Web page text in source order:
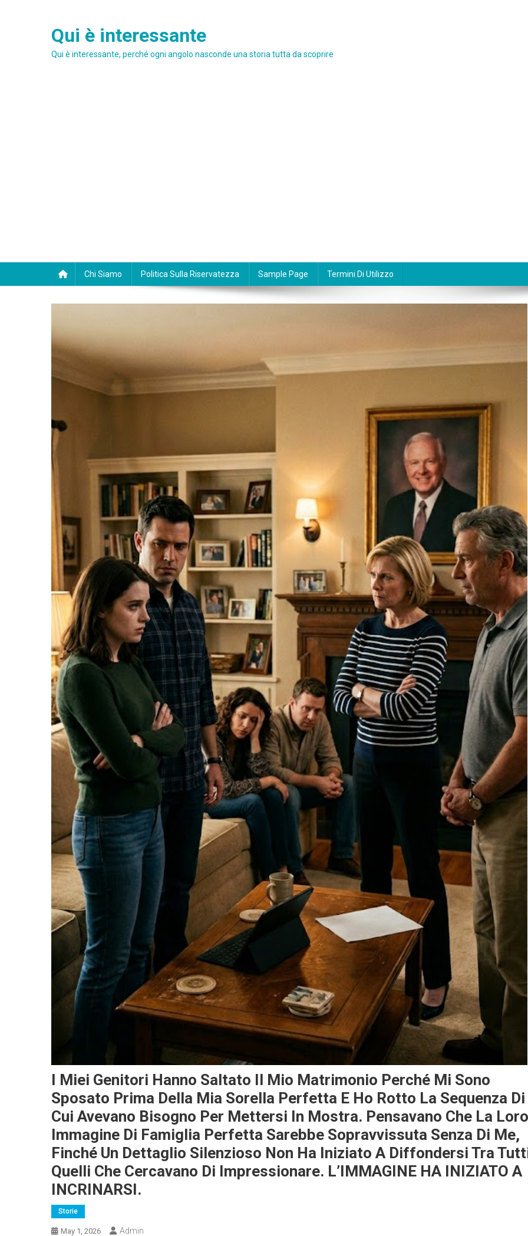
Qui è interessante
Qui è interessante, perché ogni angolo nasconde una storia tutta da scoprire
Chi Siamo Politica Sulla Riservatezza Sample Page Termini Di Utilizzo
I Miei Genitori Hanno Saltato Il Mio Matrimonio Perché Mi Sono
Sposato Prima Della Mia Sorella Perfetta E Ho Rotto La Sequenza Di
Cui Avevano Bisogno Per Mettersi In Mostra. Pensavano Che La Loro
Immagine Di Famiglia Perfetta Sarebbe Sopravvissuta Senza Di Me,
Finché Un Dettaglio Silenzioso Non Ha Iniziato A Diffondersi Tra
Quelli Che Cercavano Di Impressionare. L’IMMAGINE HA INIZIATO A
INCRINARSI.
Storie
May 1, 2026 Admin